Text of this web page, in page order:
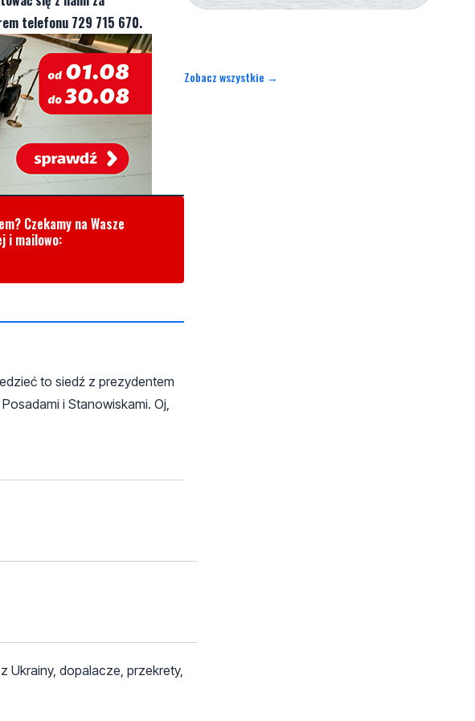
telefonu 729 715 670.
Czekamy na Wasze
i mailowo:
to siedź z prezydentem
i Stanowiskami. Oj,
Ukrainy, dopalacze, przekrety,
Zobacz wszystkie →